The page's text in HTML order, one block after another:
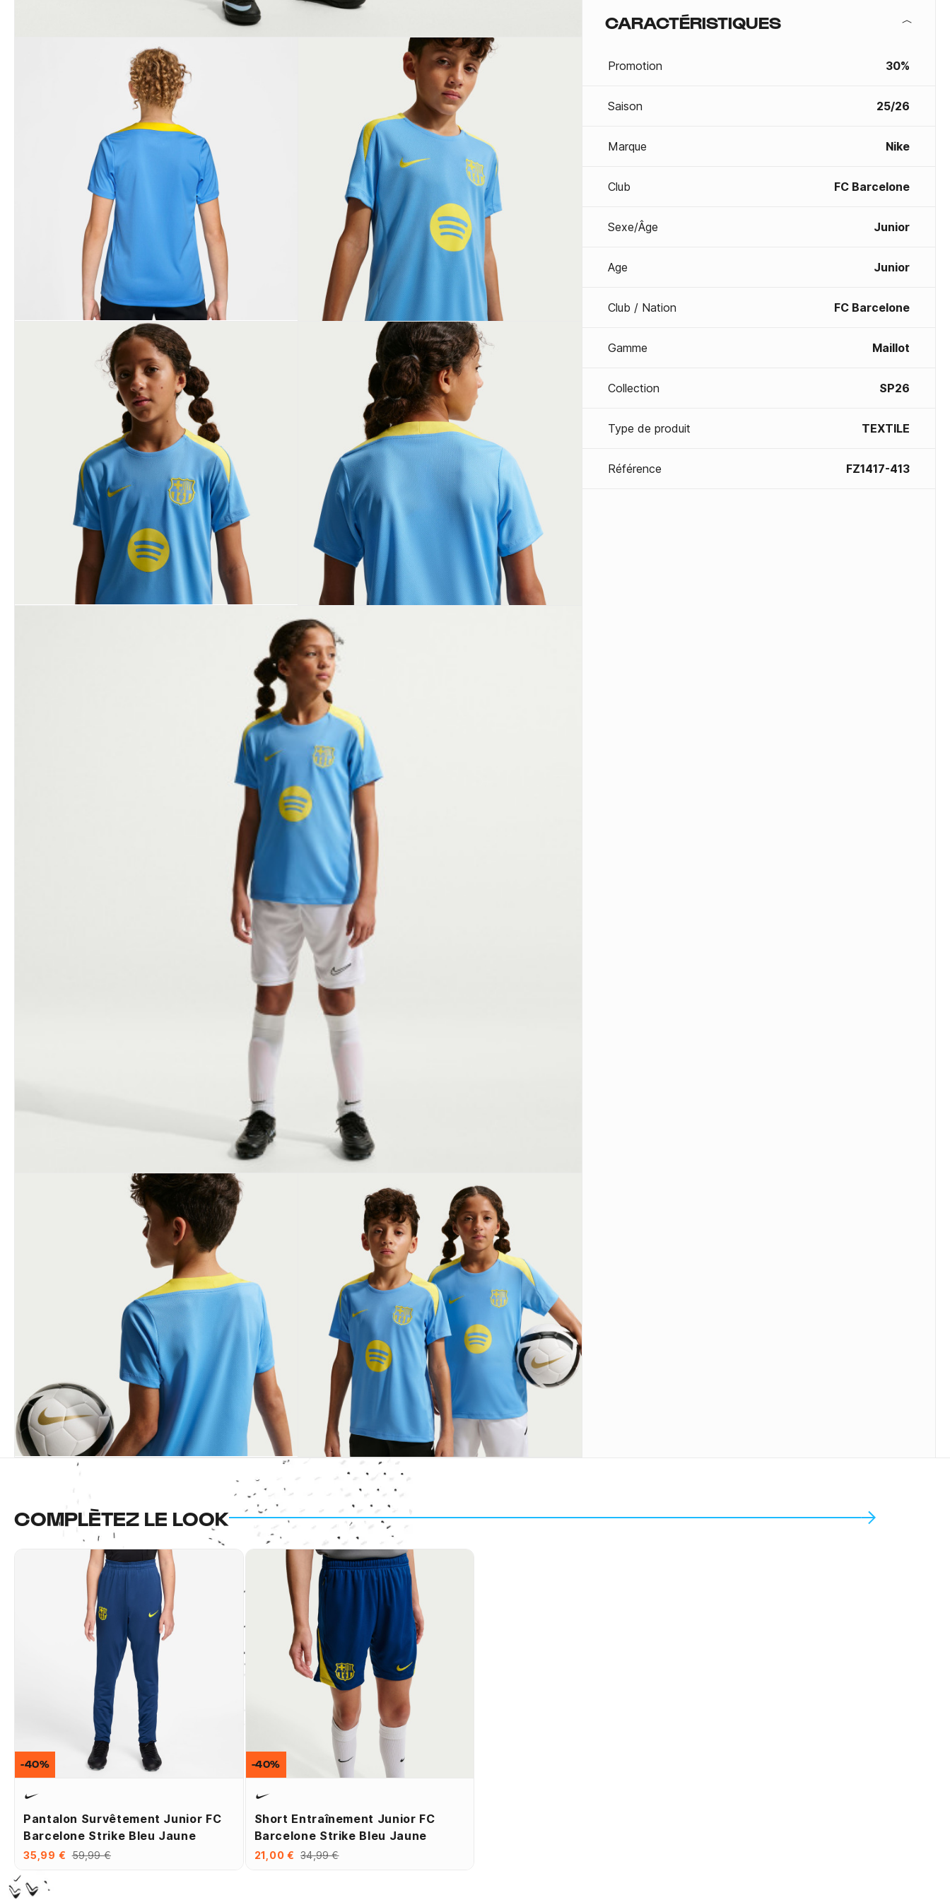
CARACTÉRISTIQUES
Promotion 30%
Saison 25/26
Marque Nike
Club FC Barcelone
Sexe/Âge Junior
Age Junior
Club / Nation FC Barcelone
Gamme Maillot
Collection SP26
Type de produit TEXTILE
Référence FZ1417-413
COMPLÈTEZ LE LOOK
Pantalon Survêtement Junior FC
Barcelone Strike Bleu Jaune
35,99 € 59,99 €
-40%
Short Entraînement Junior FC
Barcelone Strike Bleu Jaune
21,00 € 34,99 €
-40%